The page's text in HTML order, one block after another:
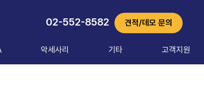
02-552-8582 견적/데모 문의
악세사리 기타 고객지원